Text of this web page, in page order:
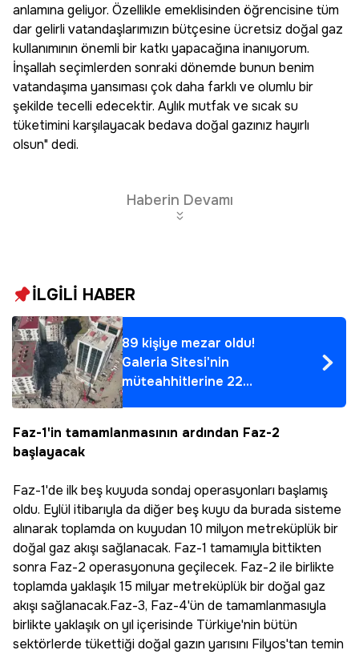
anlamına geliyor. Özellikle emeklisinden öğrencisine tüm
dar gelirli vatandaşlarımızın bütçesine ücretsiz doğal gaz
kullanımının önemli bir katkı yapacağına inanıyorum.
İnşallah seçimlerden sonraki dönemde bunun benim
vatandaşıma yansıması çok daha farklı ve olumlu bir
şekilde tecelli edecektir. Aylık mutfak ve sıcak su
tüketimini karşılayacak bedava doğal gazınız hayırlı
olsun" dedi.
Haberin Devamı
İLGİLİ HABER
89 kişiye mezar oldu!
Galeria Sitesi'nin
müteahhitlerine 22
yıl 6'şar aya kadar
Faz-1'in tamamlanmasının ardından Faz-2
başlayacak
Faz-1'de ilk beş kuyuda sondaj operasyonları başlamış
oldu. Eylül itibarıyla da diğer beş kuyu da burada sisteme
alınarak toplamda on kuyudan 10 milyon metreküplük bir
doğal gaz akışı sağlanacak. Faz-1 tamamıyla bittikten
sonra Faz-2 operasyonuna geçilecek. Faz-2 ile birlikte
toplamda yaklaşık 15 milyar metreküplük bir doğal gaz
akışı sağlanacak.Faz-3, Faz-4'ün de tamamlanmasıyla
birlikte yaklaşık on yıl içerisinde Türkiye'nin bütün
sektörlerde tükettiği doğal gazın yarısını Filyos'tan temin